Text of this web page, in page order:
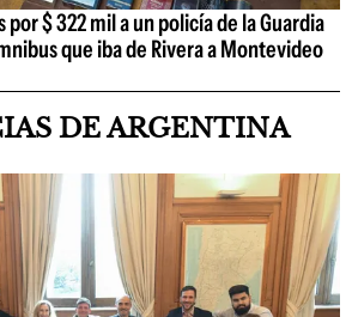
$ 322 mil a un policía de la Guardia
que iba de Rivera a Montevideo
DE ARGENTINA